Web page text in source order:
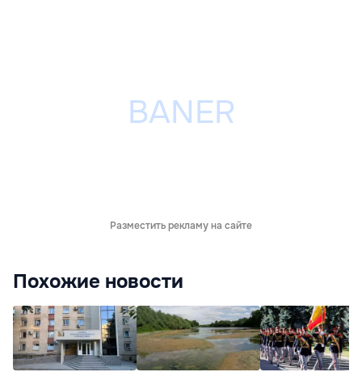
Разместить рекламу на сайте
Похожие новости